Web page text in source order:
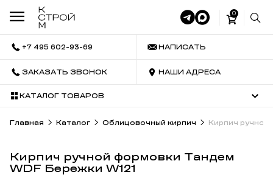
0
+7 495 602-93-69 НАПИСАТЬ
ЗАКАЗАТЬ ЗВОНОК НАШИ АДРЕСА
КАТАЛОГ ТОВАРОВ
Главная Каталог Облицовочный кирпич Кирпич ручной
Кирпич ручной формовки Тандем
WDF Бережки W121